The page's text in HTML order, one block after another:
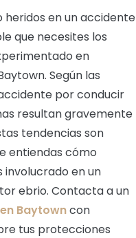
heridos en un accidente
que necesites los
en
Según las
por conducir
resultan gravemente
tendencias son
entiendas cómo
en un
ebrio. Contacta a un
Baytowncon
tus protecciones